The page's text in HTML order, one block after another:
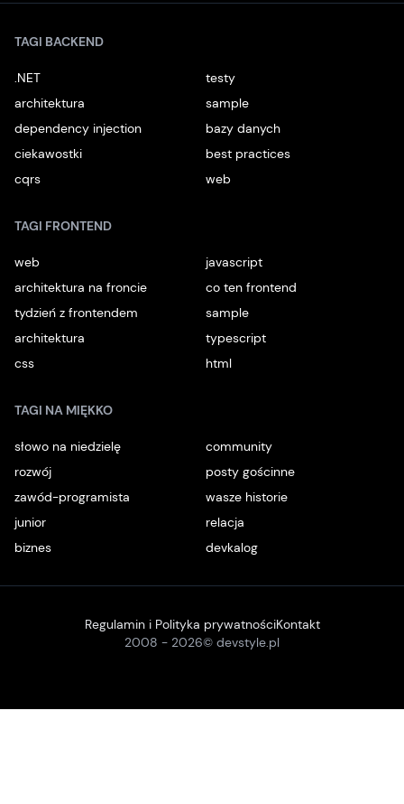
TAGI BACKEND
.NET
testy
architektura
sample
dependency injection
bazy danych
ciekawostki
best practices
cqrs
web
TAGI FRONTEND
web
javascript
architektura na froncie
co ten frontend
tydzień z frontendem
sample
architektura
typescript
css
html
TAGI NA MIĘKKO
słowo na niedzielę
community
rozwój
posty gościnne
zawód-programista
wasze historie
junior
relacja
biznes
devkalog
2008 - 2026© devstyle.pl
Regulamin i Polityka prywatnościKontakt